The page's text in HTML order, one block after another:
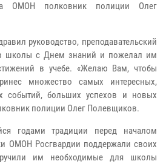
ОМОН полковник полиции Олег
руководство, преподавательский
школы с Днем знаний и пожелал им
в учебе. «Желаю Вам, чтобы
множество самых интересных,
событий, больших успехов и новых
полиции Олег Полевщиков.
годами традиции перед началом
ОМОН Росгвардии поддержали своих
им необходимые для школы